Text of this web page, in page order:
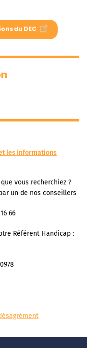
du DEC
les informations
vous recherchiez ?
un de nos conseillers
66
Référent Handicap :